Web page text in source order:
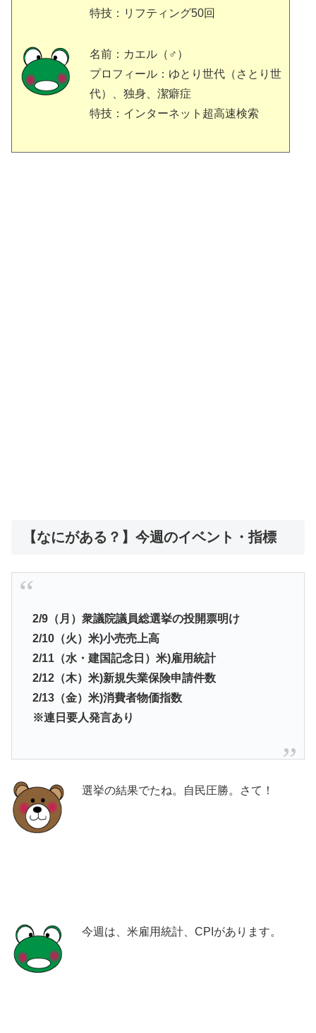
特技：リフティング50回
名前：カエル（♂）
プロフィール：ゆとり世代（さとり世
代）、独身、潔癖症
特技：インターネット超高速検索
【なにがある？】今週のイベント・指標
2/9（月）衆議院議員総選挙の投開票明け
2/10（火）米)小売売上高
2/11（水・建国記念日）米)雇用統計
2/12（木）米)新規失業保険申請件数
2/13（金）米)消費者物価指数
※連日要人発言あり
選挙の結果でたね。自民圧勝。さて！
今週は、米雇用統計、CPIがあります。